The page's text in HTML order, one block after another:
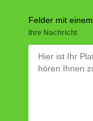
Felder mit einem
Ihre Nachricht